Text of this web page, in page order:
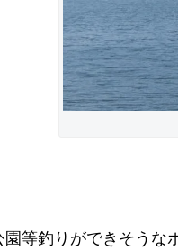
園等釣りができそうな